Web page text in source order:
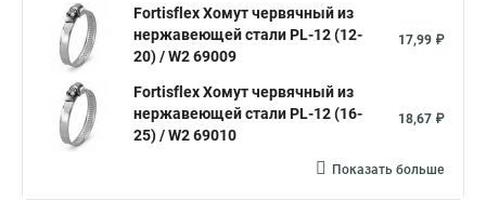
Хомут червячный мм
Хомуты для крепления трубопроводов
Хомут 2 мм Хомут 24137 80 Хомут 120
Хомут 6 мм
Fortisflex Хомут червячный из
нержавеющей стали PL-12 (12-
20) / W2 69009
17,99 ₽
Fortisflex Хомут червячный из
нержавеющей стали PL-12 (16-
25) / W2 69010
18,67 ₽
Показать больше